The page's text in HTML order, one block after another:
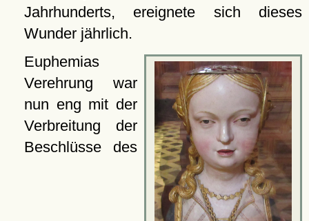
Jahrhunderts, ereignete sich dieses
Wunder jährlich.
Euphemias
Verehrung war
nun eng mit der
Verbreitung der
Beschlüsse des